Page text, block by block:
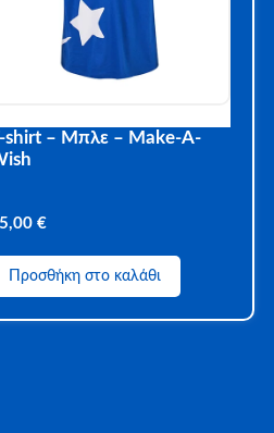
shirt – Μπλε – Make-A-
€
Προσθήκη στο καλάθι